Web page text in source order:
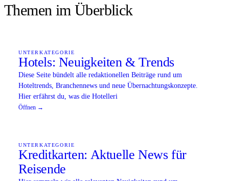
Themen im Überblick
UNTERKATEGORIE
Hotels: Neuigkeiten & Trends
Diese Seite bündelt alle redaktionellen Beiträge rund um
Hoteltrends, Branchennews und neue Übernachtungskonzepte.
Hier erfährst du, was die Hotelleri
Öffnen →
UNTERKATEGORIE
Kreditkarten: Aktuelle News für
Reisende